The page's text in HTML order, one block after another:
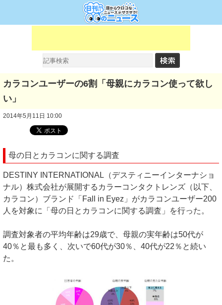
カラコンユーザーの6割「母親にカラコン使って欲し
い」
2014年5月11日 10:00
母の日とカラコンに関する調査
DESTINY INTERNATIONAL（デスティニーインターナショ
ナル）株式会社が展開するカラーコンタクトレンズ（以下、
カラコン）ブランド「Fall in Eyez」がカラコンユーザー200
人を対象に「母の日とカラコンに関する調査」を行った。
調査対象者の平均年齢は29歳で、母親の実年齢は50代が
40％と最も多く、次いで60代が30％、40代が22％と続い
た。